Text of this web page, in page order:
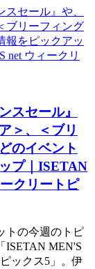
スセール』
＞、＜ブリ
のイベント
プ｜ISETAN
クリートピ
トの今週のトピ
ISETAN MEN'S
ックス5」。伊